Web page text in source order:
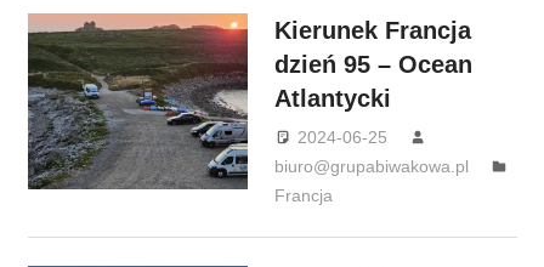
Kierunek Francja
dzień 95 – Ocean
Atlantycki
2024-06-25
biuro@grupabiwakowa.pl
Francja